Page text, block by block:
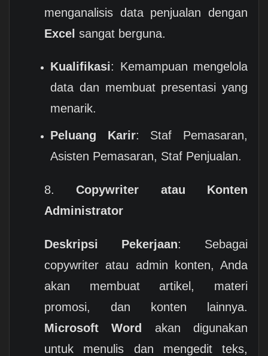
menganalisis data penjualan dengan
Excel sangat berguna.
Kualifikasi: Kemampuan mengelola
data dan membuat presentasi yang
menarik.
Peluang Karir: Staf Pemasaran,
Asisten Pemasaran, Staf Penjualan.
8.Copywriter atau Konten
Administrator
Deskripsi Pekerjaan: Sebagai
copywriter atau admin konten, Anda
akan membuat artikel, materi
promosi, dan konten lainnya.
Microsoft Word akan digunakan
untuk menulis dan mengedit teks,